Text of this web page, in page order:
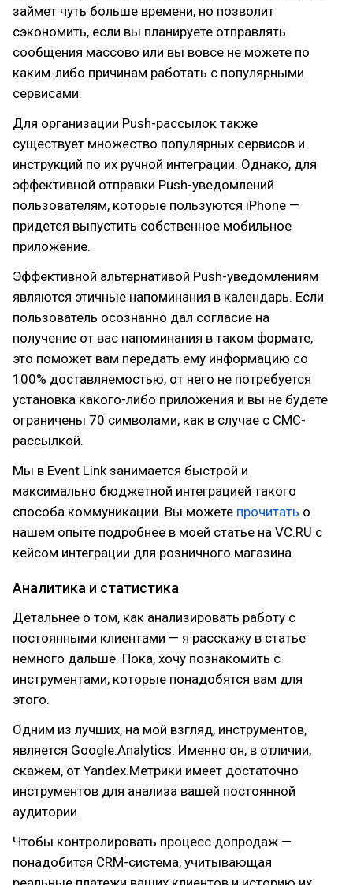
займет чуть больше времени, но позволит
сэкономить, если вы планируете отправлять
сообщения массово или вы вовсе не можете по
каким-либо причинам работать с популярными
сервисами.
Для организации Push-рассылок также
существует множество популярных сервисов и
инструкций по их ручной интеграции. Однако, для
эффективной отправки Push-уведомлений
пользователям, которые пользуются iPhone —
придется выпустить собственное мобильное
приложение.
Эффективной альтернативой Push-уведомлениям
являются этичные напоминания в календарь. Если
пользователь осознанно дал согласие на
получение от вас напоминания в таком формате,
это поможет вам передать ему информацию со
100% доставляемостью, от него не потребуется
установка какого-либо приложения и вы не будете
ограничены 70 символами, как в случае с СМС-
рассылкой.
Мы в Event Link занимается быстрой и
максимально бюджетной интеграцией такого
способа коммуникации. Вы можете прочитать о
нашем опыте подробнее в моей статье на VC.RU с
кейсом интеграции для розничного магазина.
Аналитика и статистика
Детальнее о том, как анализировать работу с
постоянными клиентами — я расскажу в статье
немного дальше. Пока, хочу познакомить с
инструментами, которые понадобятся вам для
этого.
Одним из лучших, на мой взгляд, инструментов,
является Google.Analytics. Именно он, в отличии,
скажем, от Yandex.Метрики имеет достаточно
инструментов для анализа вашей постоянной
аудитории.
Чтобы контролировать процесс допродаж —
понадобится CRM-система, учитывающая